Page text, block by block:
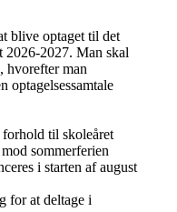
blive optaget til det
2026-2027. Man skal
hvorefter man
optagelsessamtale
til skoleåret
sommerferien
i starten af august
for at deltage i